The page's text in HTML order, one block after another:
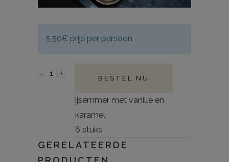
5,50€ prijs per persoon
BESTEL NU
ijsemmer met vanille en
karamel
6 stuks
GERELATEERDE